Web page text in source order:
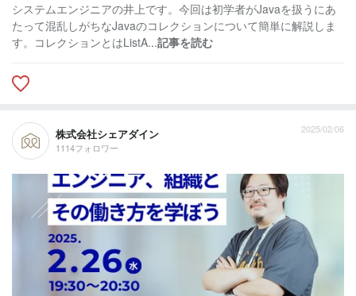
システムエンジニアの井上です。今回は初学者がJavaを扱うにあ
たって混乱しがちなJavaのコレクションについて簡単に解説しま
す。コレクションとはListA...記事を読む
株式会社シェアダイン
1114フォロワー
2025/02/06